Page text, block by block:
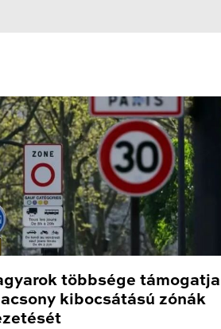
többsége támogatja
kibocsátású zónák